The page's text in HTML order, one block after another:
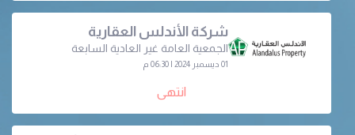
شركة الأندلس العقارية
الجمعية العامة غير العادیة السابعة
01 ديسمبر 2024 | 06:30 م
انتهى